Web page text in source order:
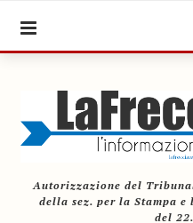
Autorizzazione del
della sez. per la Stampa
del